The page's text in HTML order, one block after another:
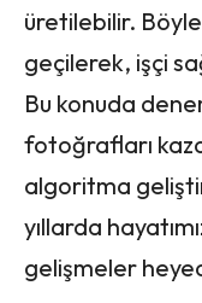
üretilebilir.
geçilerek, işçi
Bu konuda
fotoğrafları
algoritma
yıllarda
gelişmeler